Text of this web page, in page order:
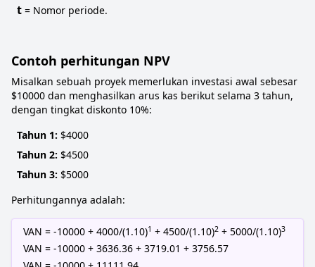
t = Nomor periode.
Contoh perhitungan NPV
Misalkan sebuah proyek memerlukan investasi awal sebesar
$10000 dan menghasilkan arus kas berikut selama 3 tahun,
dengan tingkat diskonto 10%:
Tahun 1: $4000
Tahun 2: $4500
Tahun 3: $5000
Perhitungannya adalah:
VAN = -10000 + 4000/(1.10)1 + 4500/(1.10)2 + 5000/(1.10)3
VAN = -10000 + 3636.36 + 3719.01 + 3756.57